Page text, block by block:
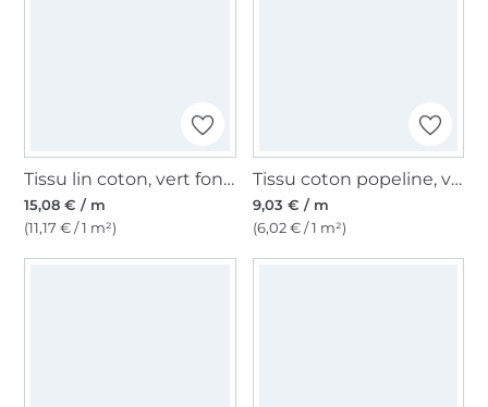
Tissu lin coton, vert foncé
15,08 € / m
(11,17 € / 1 m²)
Tissu coton popeline, vert
9,03 € / m
(6,02 € / 1 m²)